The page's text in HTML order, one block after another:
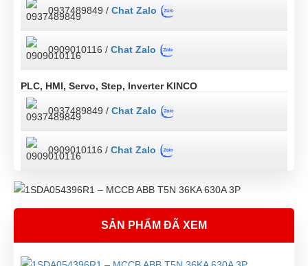
0937489849 / Chat Zalo
0909010116 / Chat Zalo
PLC, HMI, Servo, Step, Inverter KINCO
0937489849 / Chat Zalo
0909010116 / Chat Zalo
SẢN PHẨM ĐÃ XEM